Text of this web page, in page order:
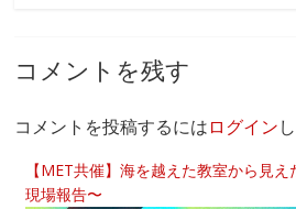
コメントを残す
コメントを投稿するにはログイン
【MET共催】海を越えた教室から見
現場報告〜